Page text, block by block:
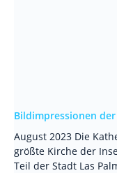
Bildimpressionen
August 2023 Die
größte Kirche der
Teil der Stadt Las